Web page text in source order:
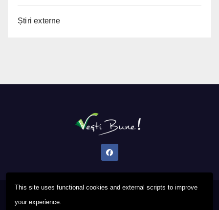
This site uses functional cookies and external scripts to improve
your experience.
Știri externe
Proudly powered by WordPress